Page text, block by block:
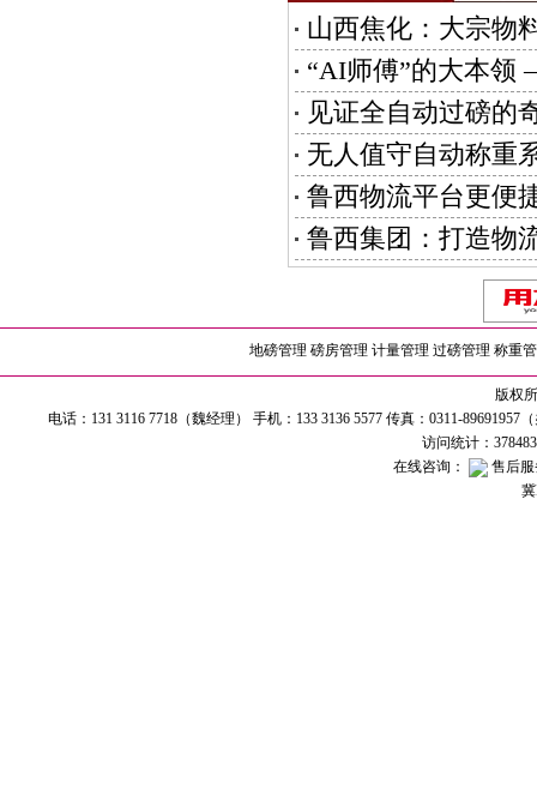
山西焦化：大宗物
“AI师傅”的大本
见证全自动过磅的
无人值守自动称重
鲁西物流平台更便
鲁西集团：打造物
地磅管理 磅房管理 计量管理 过磅管理 称重
版权
电话：131 3116 7718（魏经理） 手机：133 3136 5577 传真：0311-
访问统计：
在线咨询：
售后